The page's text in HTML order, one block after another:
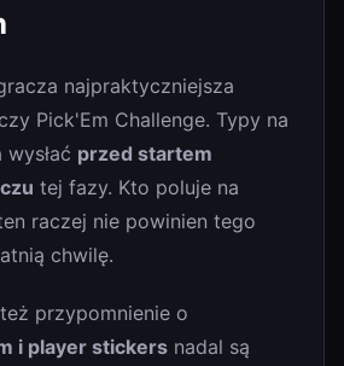
najpraktyczniejsza
Pick'Em Challenge. Typy na
przed startem
tej fazy. Kto poluje na
raczej nie powinien tego
chwilę.
przypomnienie o
i player stickers nadal są